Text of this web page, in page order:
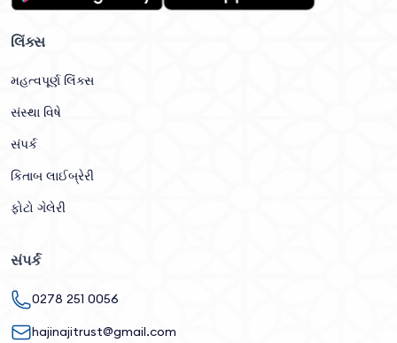
લિંક્સ
મહત્વપૂર્ણ લિંક્સ
સંસ્થા વિષે
સંપર્ક
કિતાબ લાઈબ્રેરી
ફોટો ગેલેરી
સંપર્ક
0278 251 0056
hajinajitrust@gmail.com